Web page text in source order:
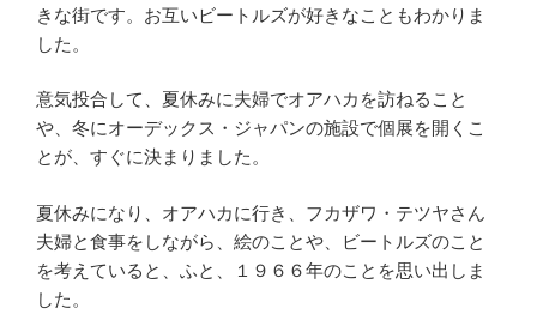
きな街です。お互いビートルズが好きなこともわかりま
した。
意気投合して、夏休みに夫婦でオアハカを訪ねること
や、冬にオーデックス・ジャパンの施設で個展を開くこ
とが、すぐに決まりました。
夏休みになり、オアハカに行き、フカザワ・テツヤさん
夫婦と食事をしながら、絵のことや、ビートルズのこと
を考えていると、ふと、１９６６年のことを思い出しま
した。